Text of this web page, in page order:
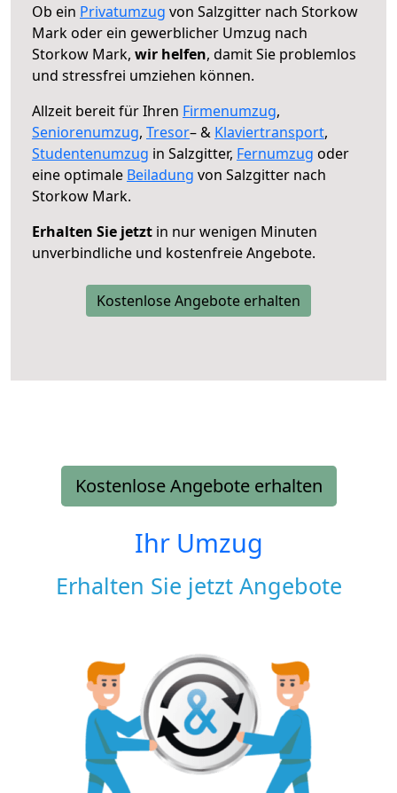
Ob ein Privatumzug von Salzgitter nach Storkow
Mark oder ein gewerblicher Umzug nach
Storkow Mark, wir helfen, damit Sie problemlos
und stressfrei umziehen können.
Allzeit bereit für Ihren Firmenumzug,
Seniorenumzug, Tresor– & Klaviertransport,
Studentenumzug in Salzgitter, Fernumzug oder
eine optimale Beiladung von Salzgitter nach
Storkow Mark.
Erhalten Sie jetzt in nur wenigen Minuten
unverbindliche und kostenfreie Angebote.
Kostenlose Angebote erhalten
Kostenlose Angebote erhalten
Ihr Umzug
Erhalten Sie jetzt Angebote